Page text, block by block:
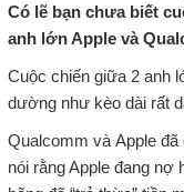
Có lẽ bạn chưa biết
anh lớn Apple và
Cuộc chiến giữa 2 anh
dường như kèo dài rất
Qualcomm và Apple
nói rằng Apple đang nợ